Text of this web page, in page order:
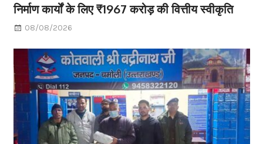
निर्माण कार्यों के लिए ₹1967 करोड़ की वित्तीय स्वीकृति
08/08/2026